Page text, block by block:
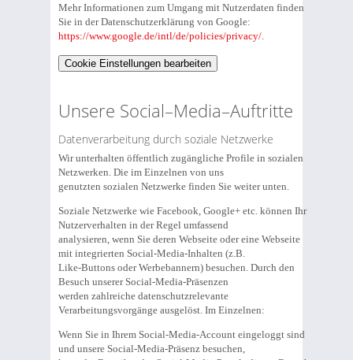
Mehr Informationen zum Umgang mit Nutzerdaten finden
Sie in der Datenschutzerklärung von Google:
https://www.google.de/intl/de/policies/privacy/.
Cookie Einstellungen bearbeiten
Unsere Social–Media–Auftritte
Datenverarbeitung durch soziale Netzwerke
Wir unterhalten öffentlich zugängliche Profile in sozialen
Netzwerken. Die im Einzelnen von uns
genutzten sozialen Netzwerke finden Sie weiter unten.
Soziale Netzwerke wie Facebook, Google+ etc. können Ihr
Nutzerverhalten in der Regel umfassend
analysieren, wenn Sie deren Webseite oder eine Webseite
mit integrierten Social-Media-Inhalten (z.B.
Like-Buttons oder Werbebannern) besuchen. Durch den
Besuch unserer Social-Media-Präsenzen
werden zahlreiche datenschutzrelevante
Verarbeitungsvorgänge ausgelöst. Im Einzelnen:
Wenn Sie in Ihrem Social-Media-Account eingeloggt sind
und unsere Social-Media-Präsenz besuchen,